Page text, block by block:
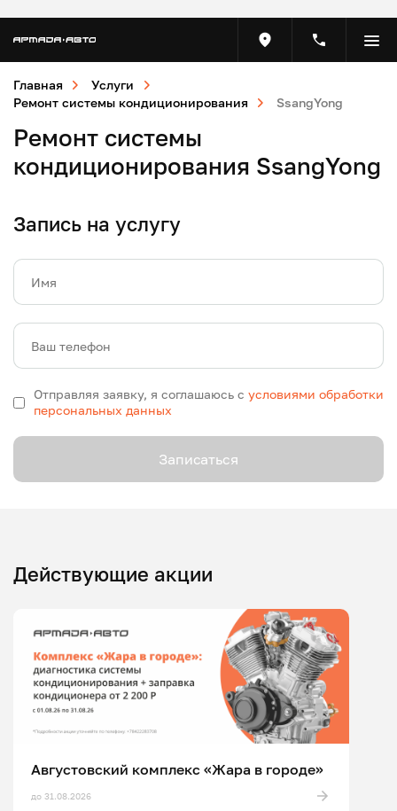
Главная
Услуги
Ремонт системы кондиционирования
SsangYong
Ремонт системы
кондиционирования SsangYong
Запись на услугу
Имя
Ваш телефон
Отправляя заявку, я соглашаюсь с условиями обработки
персональных данных
Записаться
Действующие акции
Августовский комплекс «Жара в городе»
до 31.08.2026